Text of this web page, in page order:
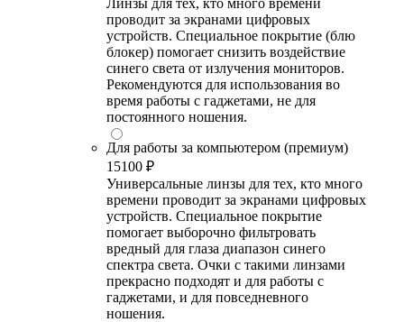
Линзы для тех, кто много времени
проводит за экранами цифровых
устройств. Специальное покрытие (блю
блокер) помогает снизить воздействие
синего света от излучения мониторов.
Рекомендуются для использования во
время работы с гаджетами, не для
постоянного ношения.
Для работы за компьютером (премиум)
15100 ₽
Универсальные линзы для тех, кто много
времени проводит за экранами цифровых
устройств. Специальное покрытие
помогает выборочно фильтровать
вредный для глаза диапазон синего
спектра света. Очки с такими линзами
прекрасно подходят и для работы с
гаджетами, и для повседневного
ношения.